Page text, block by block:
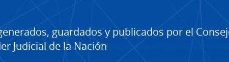
guardados y publicados por el
Judicial de la Nación